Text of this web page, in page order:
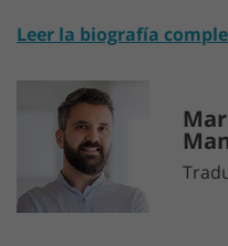
Leer la biografía